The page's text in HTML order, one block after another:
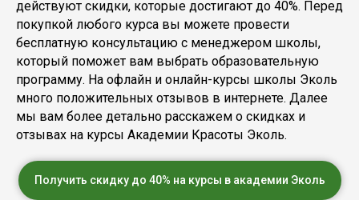
действуют скидки, которые достигают до 40%. Перед
покупкой любого курса вы можете провести
бесплатную консультацию с менеджером школы,
который поможет вам выбрать образовательную
программу. На офлайн и онлайн-курсы школы Эколь
много положительных отзывов в интернете. Далее
мы вам более детально расскажем о скидках и
отзывах на курсы Академии Красоты Эколь.
Получить скидку до 40% на курсы в академии Эколь